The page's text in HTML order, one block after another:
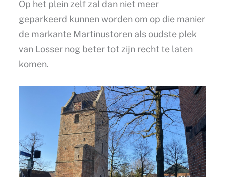
Op het plein zelf zal dan niet meer
geparkeerd kunnen worden om op die manier
de markante Martinustoren als oudste plek
van Losser nog beter tot zijn recht te laten
komen.